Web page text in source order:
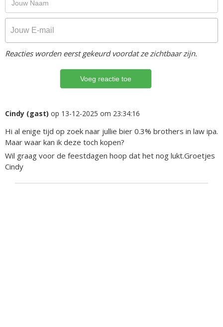
Reacties worden eerst gekeurd voordat ze zichtbaar zijn.
Cindy (gast) op 13-12-2025 om 23:34:16
Hi al enige tijd op zoek naar jullie bier 0.3% brothers in law ipa.
Maar waar kan ik deze toch kopen?
Wil graag voor de feestdagen hoop dat het nog lukt.Groetjes
Cindy